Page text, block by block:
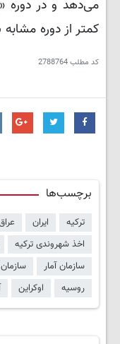
کمتر از دوره مشابه سال ۲۰۲۴
کد مطلب2788764
برچسب‌ها
ترکیه ایران
اخذ شهروندی ترکیه
سازمان آمار
سازمان
روسیه
اوکراین